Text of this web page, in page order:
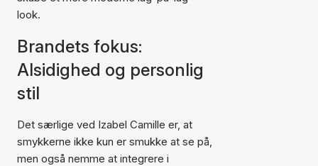
look.
Brandets fokus:
Alsidighed og personlig
stil
Det særlige ved Izabel Camille er, at
smykkerne ikke kun er smukke at se på,
men også nemme at integrere i